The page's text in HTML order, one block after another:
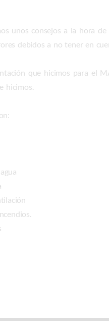
unos consejos a la hora
debidos a no tener en
que hicimos para el
hicimos.